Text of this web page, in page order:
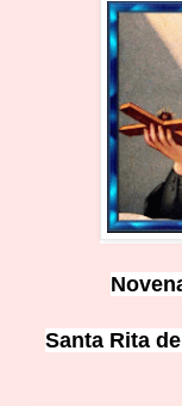
Santa Rita